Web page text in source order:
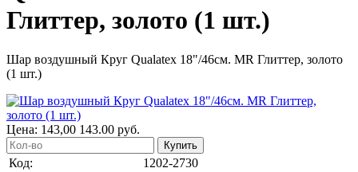
Глиттер, золото (1 шт.)
Шар воздушный Круг Qualatex 18"/46см. MR Глиттер, золото
(1 шт.)
Цена: 143,00 143.00 руб.
Купить
Код:
1202-2730